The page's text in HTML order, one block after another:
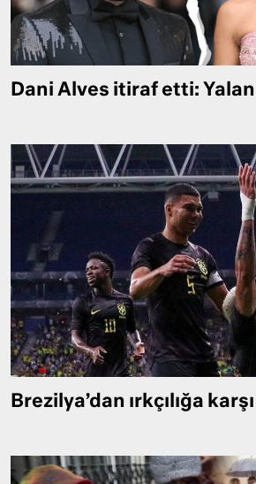
Dani Alves itiraf etti:
Brezilya’dan ırkçılığa